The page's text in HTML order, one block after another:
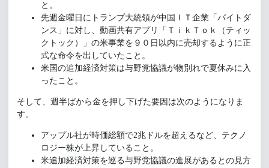
と。
先週金曜日にトランプ大統領が中国ＩＴ企業「バイトダ
ンス」に対し、動画共有アプリ「ＴｉｋＴｏｋ（ティッ
クトック）」の米事業を９０日以内に売却するように正
式な命令を出していたこと。
米国の追加経済対策は与野党協議が物別れで夏休みに入
ったこと。
そして、週半ばから金を押し下げた要因は次のようになりま
す。
アップル社が時価総額で2兆ドルを超えるなど、テクノ
ロジー株が上昇していること。
米追加経済対策を巡る与野党協議の進展があるとの見方